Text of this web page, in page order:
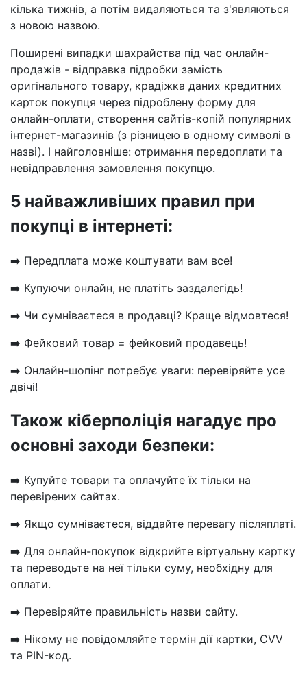
кілька тижнів, а потім видаляються та з'являються
з новою назвою.
Поширені випадки шахрайства під час онлайн-
продажів - відправка підробки замість
оригінального товару, крадіжка даних кредитних
карток покупця через підроблену форму для
онлайн-оплати, створення сайтів-копій популярних
інтернет-магазинів (з різницею в одному символі в
назві). І найголовніше: отримання передоплати та
невідправлення замовлення покупцю.
5 найважливіших правил при
покупці в інтернеті:
➡️ Передплата може коштувати вам все!
➡️ Купуючи онлайн, не платіть заздалегідь!
➡️ Чи сумніваєтеся в продавці? Краще відмовтеся!
➡️ Фейковий товар = фейковий продавець!
➡️ Онлайн-шопінг потребує уваги: перевіряйте усе
двічі!
Також кіберполіція нагадує про
основні заходи безпеки:
➡️ Купуйте товари та оплачуйте їх тільки на
перевірених сайтах.
➡️ Якщо сумніваєтеся, віддайте перевагу післяплаті.
➡️ Для онлайн-покупок відкрийте віртуальну картку
та переводьте на неї тільки суму, необхідну для
оплати.
➡️ Перевіряйте правильність назви сайту.
➡️ Нікому не повідомляйте термін дії картки, CVV
та PIN-код.